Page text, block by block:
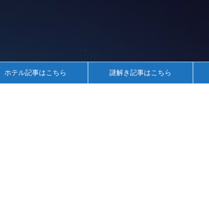
ホテル記事はこちら 謎解き記事はこちら